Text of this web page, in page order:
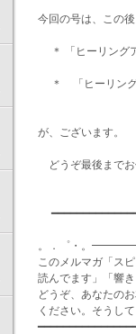
今回の号は、この後
＊ 「ヒーリング
＊ 「ヒーリング
が、ございます。
どうぞ最後まで
。．゜・。
このメルマガ「ス
読んでます」「響
どうぞ、あなたの
ください。そうし